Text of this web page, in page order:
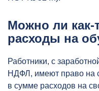
Можно ли как-
расходы на
Работники, с
НДФЛ, имеют право на
в сумме расходов на